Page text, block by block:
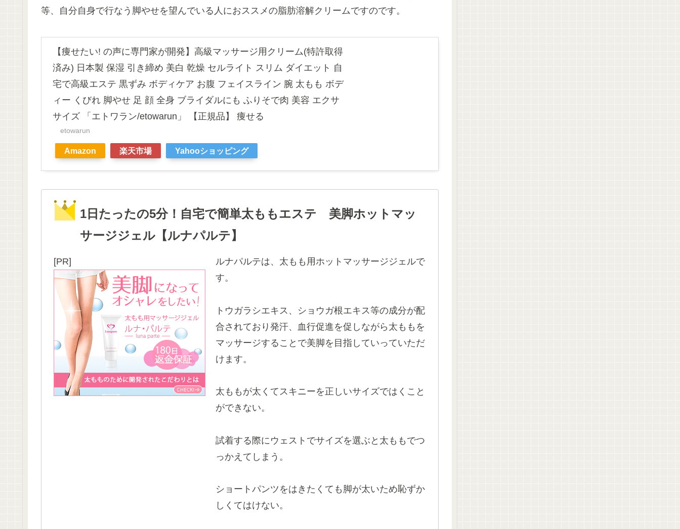
等、自分自身で行なう脚やせを望んでいる人におススメの脂肪溶解クリームですのです。
【痩せたい! の声に専門家が開発】高級マッサージ用クリーム(特許取得
済み) 日本製 保湿 引き締め 美白 乾燥 セルライト スリム ダイエット 自
宅で高級エステ 黒ずみ ボディケア お腹 フェイスライン 腕 太もも ボデ
ィー くびれ 脚やせ 足 顔 全身 ブライダルにも ふりそで肉 美容 エクサ
サイズ 「エトワラン/etowarun」 【正規品】 痩せる
etowarun
Amazon 楽天市場 Yahooショッピング
1日たったの5分！自宅で簡単太ももエステ 美脚ホットマッ
サージジェル【ルナパルテ】
[PR]
ルナパルテは、太もも用ホットマッサージジェルで
す。
トウガラシエキス、ショウガ根エキス等の成分が配
合されており発汗、血行促進を促しながら太ももを
マッサージすることで美脚を目指していっていただ
けます。
太ももが太くてスキニーを正しいサイズではくこと
ができない。
試着する際にウェストでサイズを選ぶと太ももでつ
っかえてしまう。
ショートパンツをはきたくても脚が太いため恥ずか
しくてはけない。